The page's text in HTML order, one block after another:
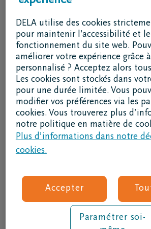
Je souhaite une brochure par la poste
02 800 87 87
lu - ve 8h30 - 17h
Je suis un intermédiaire
Se connecter à DELAconnect
Je suis un fournisseur
Code RSE
DELA utilise des cookies
pour maintenir l’accessibilité et
fonctionnement du site web.
améliorer votre expérience grâce
personnalisé ? Acceptez alors
Les cookies sont stockés dans
pour une durée limitée. Vous
modifier vos préférences via les
cookies. Vous trouverez plus
notre politique en matière de
Plus d’informations dans notre
cookies.
Accepter
Paramétrer soi-